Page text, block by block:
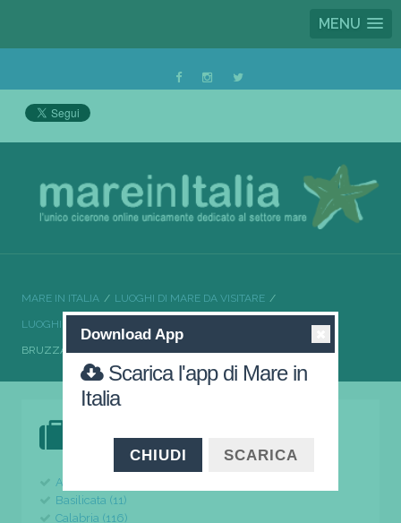
MENU
MARE IN ITALIA LUOGHI DI MARE DA VISITARE
LUOGHI DI MARE DA VISITARE CALABRIA
BRUZZANO ZEFFIRIO LA CALABRIA DA AMARE
Abruzzo (24)
Basilicata (11)
Calabria (116)
Download App
Scarica l'app di Mare in
Italia
CHIUDI SCARICA